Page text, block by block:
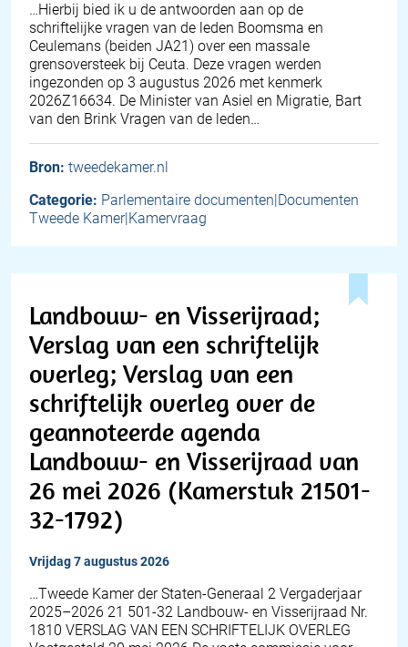
… Hierbij bied ik u de antwoorden aan op de
schriftelijke vragen van de leden Boomsma en
Ceulemans (beiden JA21) over een massale
grensoversteek bij Ceuta. Deze vragen werden
ingezonden op 3 augustus 2026 met kenmerk
2026Z16634. De Minister van Asiel en Migratie, Bart
van den Brink Vragen van de leden…
Bron: tweedekamer.nl
Categorie: Parlementaire documenten|Documenten
Tweede Kamer|Kamervraag
Landbouw- en Visserijraad;
Verslag van een schriftelijk
overleg; Verslag van een
schriftelijk overleg over de
geannoteerde agenda
Landbouw- en Visserijraad van
26 mei 2026 (Kamerstuk 21501-
32-1792)
vrijdag 7 augustus 2026
…Tweede Kamer der Staten-Generaal 2 Vergaderjaar
2025–2026 21 501-32 Landbouw- en Visserijraad Nr.
1810 VERSLAG VAN EEN SCHRIFTELIJK OVERLEG